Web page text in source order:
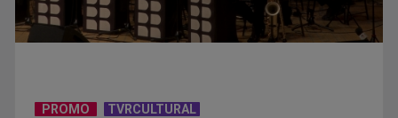
PROMO TVRCULTURAL